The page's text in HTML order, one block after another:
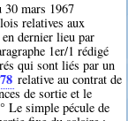
30 mars 1967
relatives aux
dernier lieu par
1er/1 rédigé
qui sont liés par un
relative au contrat de
de sortie et le
Le simple pécule de